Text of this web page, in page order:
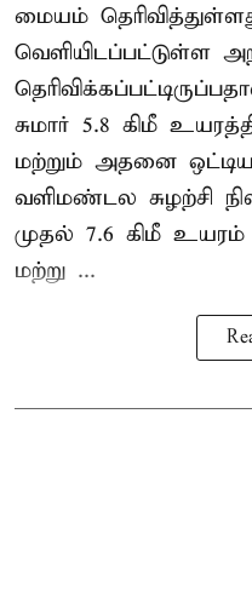
மையம்
வெளியிடப்பட்டுள்ள
சுமார் 5.8 கிமீ
மற்றும் அதனை
வளிமண்டல சுழற்சி
முதல் 7.6 கிமீ
மற்று ...